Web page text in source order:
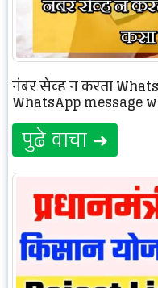
नंबर सेव्ह न करता
WhatsApp message
पुढे वाचा ➜